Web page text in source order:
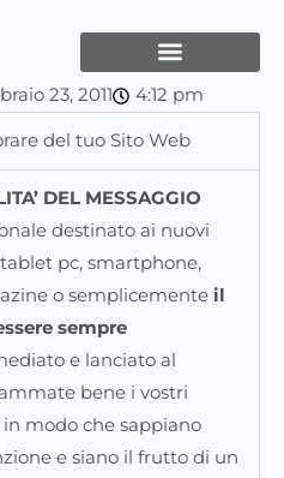
23, 2011 4:12 pm
del tuo Sito Web
DEL MESSAGGIO
destinato ai nuovi
pc, smartphone,
o semplicementeil
sempre
e lanciato al
bene i vostri
modo che sappiano
e siano il frutto di un